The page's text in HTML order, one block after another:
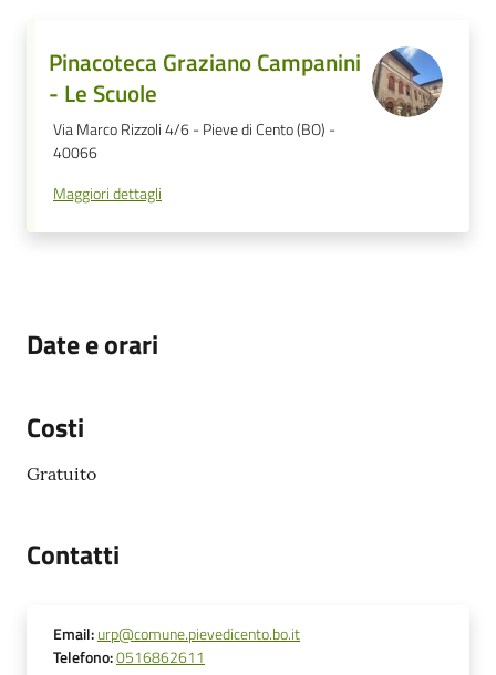
Pinacoteca Graziano Campanini
- Le Scuole
Via Marco Rizzoli 4/6 - Pieve di Cento (BO) -
40066
Maggiori dettagli
Date e orari
Costi
Gratuito
Contatti
Email:urp@comune.pievedicento.bo.it
Telefono:0516862611